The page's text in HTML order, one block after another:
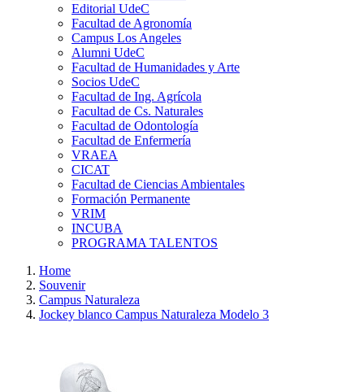
Editorial UdeC
Facultad de Agronomía
Campus Los Angeles
Alumni UdeC
Facultad de Humanidades y Arte
Socios UdeC
Facultad de Ing. Agrícola
Facultad de Cs. Naturales
Facultad de Odontología
Facultad de Enfermería
VRAEA
CICAT
Facultad de Ciencias Ambientales
Formación Permanente
VRIM
INCUBA
PROGRAMA TALENTOS
Home
Souvenir
Campus Naturaleza
Jockey blanco Campus Naturaleza Modelo 3